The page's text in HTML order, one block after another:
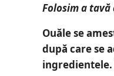
Folosim a tavă
Ouăle se
după care se